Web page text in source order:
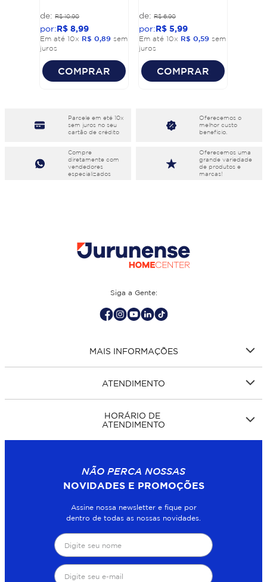
R$ 10,90
R$ 8,99
Em até 10x R$ 0,89 sem
juros
COMPRAR
R$ 6,90
R$ 5,99
Em até 10x R$ 0,59 sem
juros
COMPRAR
Parcele em eté 10x
sem juros no seu
cartão de crédito
Oferecemos o
melhor custo
benefício.
Compre
diretamente com
vendedores
especializados
Oferecemos uma
grande variedade
de produtos e
marcas!
Siga a Gente:
MAIS INFORMAÇÕES
ATENDIMENTO
HORÁRIO DE
ATENDIMENTO
NÃO PERCA NOSSAS
NOVIDADES E PROMOÇÕES
Assine nossa newsletter e fique por
dentro de todas as nossas novidades.